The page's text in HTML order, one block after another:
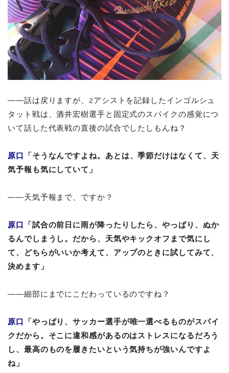
――話は戻りますが、2アシストを記録したインゴルシュ
タット戦は、酒井宏樹選手と固定式のスパイクの感覚につ
いて話した代表戦の直後の試合でしたしもんね？
原口
「そうなんですよね。あとは、季節だけはなくて、天
気予報も気にしていて」
――天気予報まで、ですか？
原口
「試合の前日に雨が降ったりしたら、やっぱり、ぬか
るんでしまうし。だから、天気やキックオフまで気にし
て、どちらがいいか考えて、アップのときに試してみて、
決めます」
――細部にまでにこだわっているのですね？
原口
「やっぱり、サッカー選手が唯一選べるものがスパイ
クだから。そこに違和感があるのはストレスになるだろう
し、最高のものを履きたいという気持ちが強いんですよ
ね」